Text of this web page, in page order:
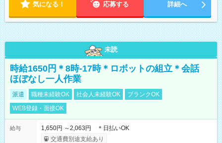
気になる！ 応募する 詳細へ
未読
時給1650円＊8時-17時＊ロボットの組立＊会話
ほぼなし一人作業
派遣 職種未経験OK 社会人未経験OK
ブランクOK
WEB登録・面接OK
給与
1,650円 ～2,063円 ＊日払いOK
交通費別途支給あり